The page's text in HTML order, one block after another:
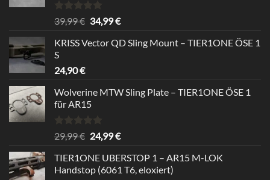
Rated5.00
out of 5
39,99€ Original
was:
34,99€Current
is:
KRISS Vector QD Sling Mount – TIER1ONE ÖSE 1
S
24,90€
Wolverine MTW Sling Plate – TIER1ONE ÖSE 1
für AR15
Rated5.00
out of 5
29,99€ Original
was:
29,99 €.
24,99€Current
is:
24,99 €.
TIER1ONE UBERSTOP 1 – AR15 M-LOK
Handstop (6061 T6, eloxiert)